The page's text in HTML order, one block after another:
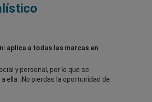
aplica a todas las marcas en
y personal, por lo que se
ella. ¡No pierdas la oportunidad de